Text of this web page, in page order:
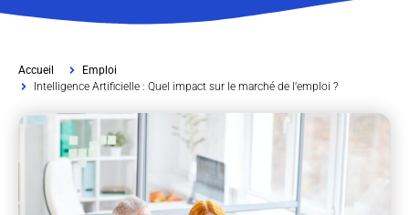
Accueil
Emploi
Intelligence Artificielle : Quel impact sur le marché de l’emploi ?